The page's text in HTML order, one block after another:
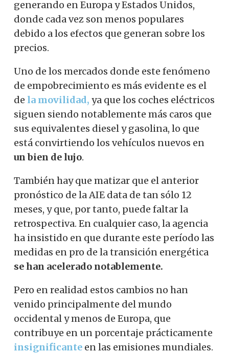
generando en Europa y Estados Unidos,
donde cada vez son menos populares
debido a los efectos que generan sobre los
precios.
Uno de los mercados donde este fenómeno
de empobrecimiento es más evidente es el
de la movilidad, ya que los coches eléctricos
siguen siendo notablemente más caros que
sus equivalentes diesel y gasolina, lo que
está convirtiendo los vehículos nuevos en
un bien de lujo.
También hay que matizar que el anterior
pronóstico de la AIE data de tan sólo 12
meses, y que, por tanto, puede faltar la
retrospectiva. En cualquier caso, la agencia
ha insistido en que durante este período las
medidas en pro de la transición energética
se han acelerado notablemente.
Pero en realidad estos cambios no han
venido principalmente del mundo
occidental y menos de Europa, que
contribuye en un porcentaje prácticamente
insignificante en las emisiones mundiales.